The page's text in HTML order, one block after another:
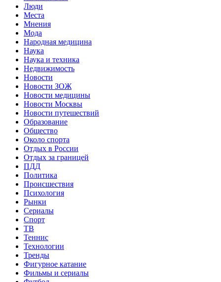
Люди
Места
Мнения
Мода
Народная медицина
Наука
Наука и техника
Недвижимость
Новости
Новости ЗОЖ
Новости медицины
Новости Москвы
Новости путешествий
Образование
Общество
Около спорта
Отдых в России
Отдых за границей
ПДД
Политика
Происшествия
Психология
Рынки
Сериалы
Спорт
ТВ
Теннис
Технологии
Тренды
Фигурное катание
Фильмы и сериалы